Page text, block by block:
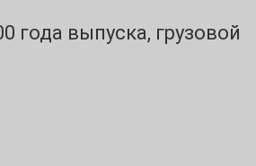
года выпуска, грузовой